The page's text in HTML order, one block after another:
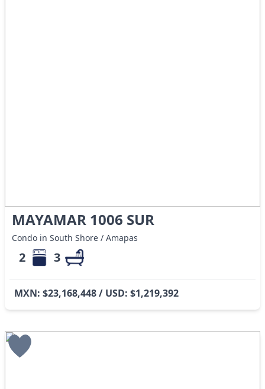
MAYAMAR 1006 SUR
Condo in South Shore / Amapas
2 3
MXN: $23,168,448 / USD: $1,219,392